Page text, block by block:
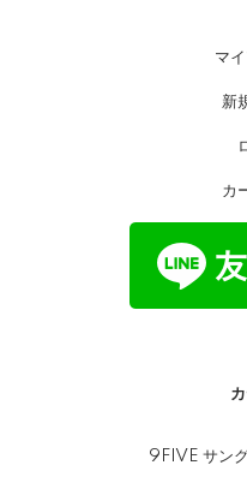
マ
新
カ
9FIVE サン